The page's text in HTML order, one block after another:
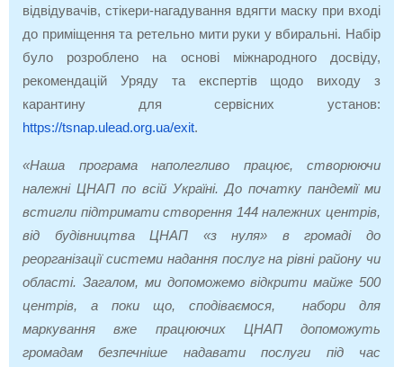
відвідувачів, стікери-нагадування вдягти маску при вході
до приміщення та ретельно мити руки у вбиральні. Набір
було розроблено на основі міжнародного досвіду,
рекомендацій Уряду та експертів щодо виходу з
карантину для сервісних установ:
https://tsnap.ulead.org.ua/exit.
«Наша програма наполегливо працює, створюючи
належні ЦНАП по всій Україні. До початку пандемії ми
встигли підтримати створення 144 належних центрів,
від будівництва ЦНАП «з нуля» в громаді до
реорганізації системи надання послуг на рівні району чи
області. Загалом, ми допоможемо відкрити майже 500
центрів, а поки що, сподіваємося, набори для
маркування вже працюючих ЦНАП допоможуть
громадам безпечніше надавати послуги під час